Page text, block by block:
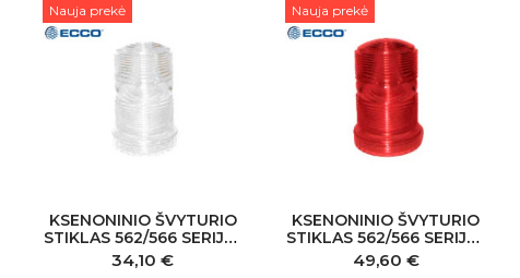
Nauja prekė
KSENONINIO ŠVYTURIO
STIKLAS 562/566 SERIJAI,
SKAIDRUS
Kaina
34,10 €
Nauja prekė
KSENONINIO ŠVYTURIO
STIKLAS 562/566 SERIJAI,
RAUDONAS
Kaina
49,60 €